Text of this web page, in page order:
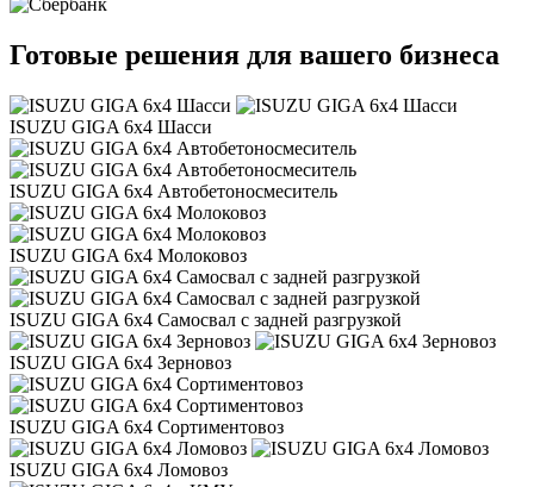
Готовые решения для вашего бизнеса
ISUZU GIGA 6x4 Шасси
ISUZU GIGA 6x4 Автобетоносмеситель
ISUZU GIGA 6x4 Молоковоз
ISUZU GIGA 6x4 Самосвал с задней разгрузкой
ISUZU GIGA 6x4 Зерновоз
ISUZU GIGA 6x4 Сортиментовоз
ISUZU GIGA 6x4 Ломовоз